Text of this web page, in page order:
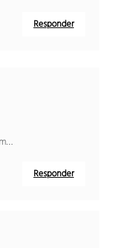
Responder
Responder